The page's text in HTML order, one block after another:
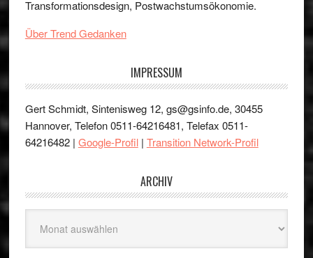
Transformationsdesign, Postwachstumsökonomie.
Über Trend Gedanken
IMPRESSUM
Gert Schmidt, Sintenisweg 12, gs@gsinfo.de, 30455
Hannover, Telefon 0511-64216481, Telefax 0511-
64216482 | Google-Profil| Transition Network-Profil
ARCHIV